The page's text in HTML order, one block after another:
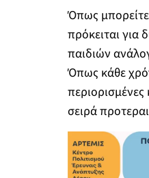
Όπως μπορείτε
πρόκειται για
παιδιών
Όπως κάθε
περιορισμένες
σειρά